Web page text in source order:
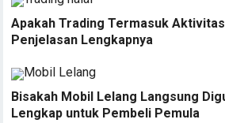
Apakah Trading Termasuk
Penjelasan Lengkapnya
Bisakah Mobil Lelang Langsung
Lengkap untuk Pembeli Pemula